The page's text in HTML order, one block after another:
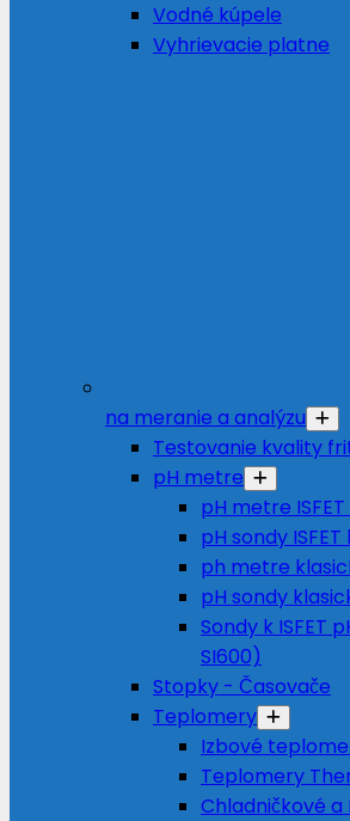
Vodné kúpele
Vyhrievacie platne
na meranie a analýzu
Testovanie kvality
pH metre
pH metre
pH sondy
ph metre
pH sondy
Sondy k ISFET
SI600)
Stopky - Časovače
Teplomery
Izbové
Teplomery
Chladničkové a